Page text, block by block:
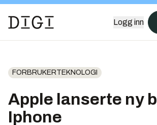
Logg inn
FORBRUKERTEKNOLOGI
Apple lanserte ny
Iphone